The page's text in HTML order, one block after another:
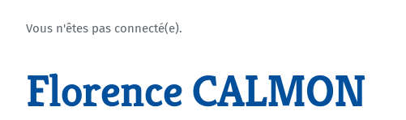
Vous n'êtes pas connecté(e).
Florence CALMON